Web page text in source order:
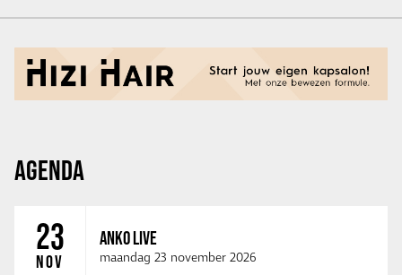
AGENDA
23
NOV
ANKO LIVE
maandag 23 november 2026